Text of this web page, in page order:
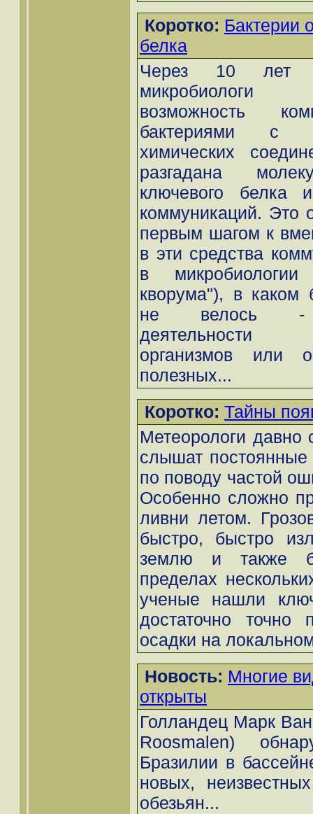
Коротко: Бактерии
белка
Через 10 лет
возможность
бактериями с
химических
разгадана
ключевого белка
коммуникаций. Это
первым шагом к
в эти средства
в
кворума"), в каком
не велось -
деятельности
организмов или
полезных...
Коротко: Тайны
Метеорологи давно
слышат
по поводу частой
Особенно сложно
ливни летом.
быстро, быстро
землю и также
пределах
ученые нашли
достаточно точно
осадки на
Новость: Многие
открыты
Голландец Марк
Roosmalen)
Бразилии в
новых,
обезьян...